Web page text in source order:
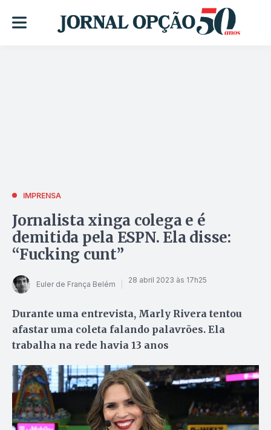
IMPRENSA
Jornalista xinga colega e é
demitida pela ESPN. Ela disse:
“Fucking cunt”
Euler de França Belém 28 abril 2023 às 17h25
Durante uma entrevista, Marly Rivera tentou
afastar uma coleta falando palavrões. Ela
trabalha na rede havia 13 anos